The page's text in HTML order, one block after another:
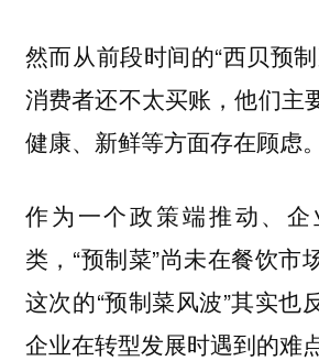
然而从前段时间的“西贝预制
消费者还不太买账，他们主
健康、新鲜等方面存在顾虑。
作为一个政策端推动、
类，“预制菜”尚未在餐饮市
这次的“预制菜风波”其实也
企业在转型发展时遇到的难点